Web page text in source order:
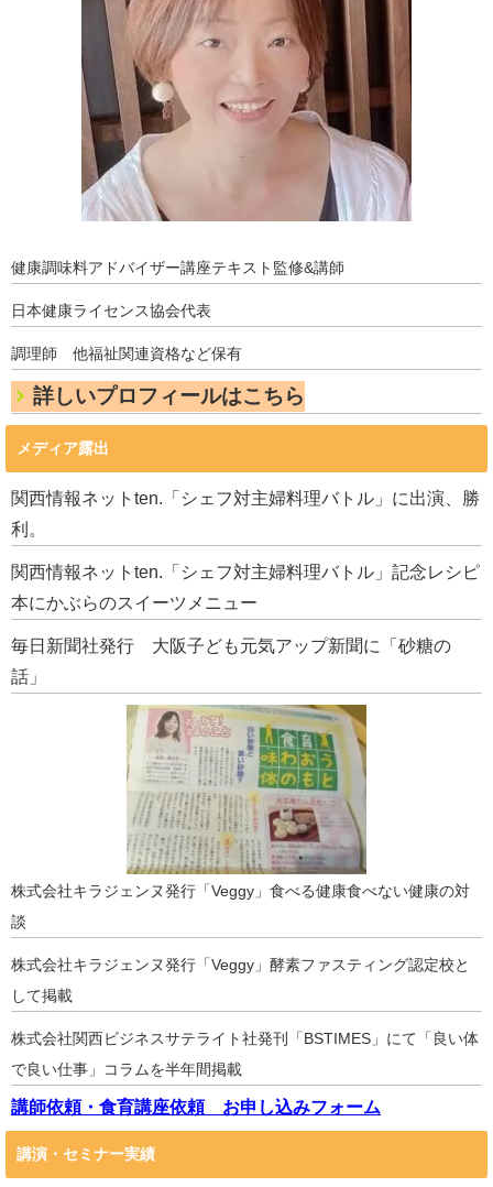
健康調味料アドバイザー講座テキスト監修&講師
日本健康ライセンス協会代表
調理師 他福祉関連資格など保有
詳しいプロフィールはこちら
メディア露出
関西情報ネットten.「シェフ対主婦料理バトル」に出演、勝
利。
関西情報ネットten.「シェフ対主婦料理バトル」記念レシピ
本にかぶらのスイーツメニュー
毎日新聞社発行 大阪子ども元気アップ新聞に「砂糖の
話」
株式会社キラジェンヌ発行「Veggy」食べる健康食べない健康の対
談
株式会社キラジェンヌ発行「Veggy」酵素ファスティング認定校と
して掲載
株式会社関西ビジネスサテライト社発刊「BSTIMES」にて「良い体
で良い仕事」コラムを半年間掲載
講師依頼・食育講座依頼 お申し込みフォーム
講演・セミナー実績